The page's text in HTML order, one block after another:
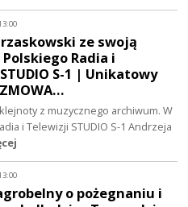
ze swoją
Radia i
S-1 | Unikatowy
z muzycznego archiwum. W
i Telewizji STUDIO S-1 Andrzeja
o pożegnaniu i